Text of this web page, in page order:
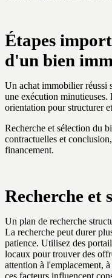
Étapes
d'un bien
Un achat immobilier réussi
une exécution minutieuses.
orientation pour structurer
Recherche et sélection du
contractuelles et
financement.
Recherche et
Un plan de recherche
La recherche peut durer
patience. Utilisez des
locaux pour trouver des
attention à l'emplacement,
ces facteurs influencent